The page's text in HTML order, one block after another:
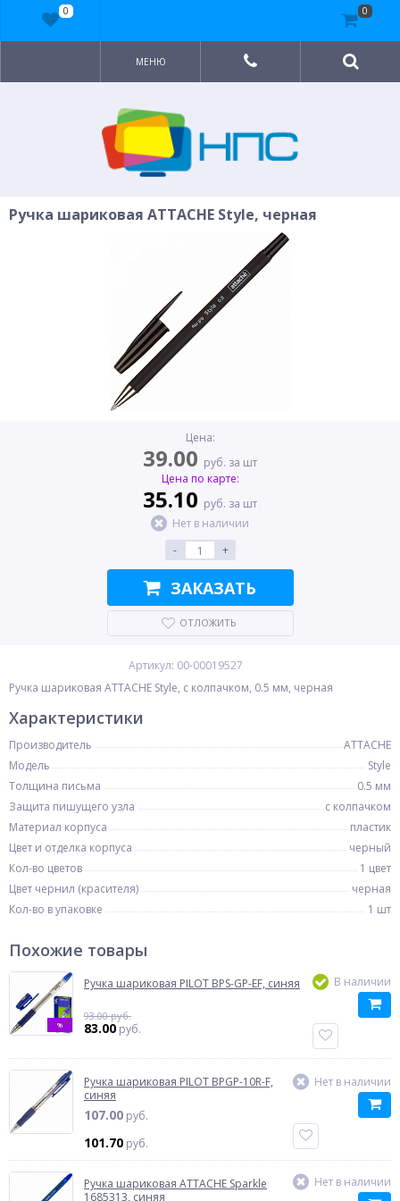
МЕНЮ
Ручка шариковая ATTACHE Style, черная
Цена:
39.00 руб. за шт
Цена по карте:
35.10 руб. за шт
Нет в наличии
-
+
ЗАКАЗАТЬ
ОТЛОЖИТЬ
Артикул: 00-00019527
Ручка шариковая ATTACHE Style, с колпачком, 0.5 мм, черная
Характеристики
Производитель
ATTACHE
Модель
Style
Толщина письма
0.5 мм
Защита пишущего узла
с колпачком
Материал корпуса
пластик
Цвет и отделка корпуса
черный
Кол-во цветов
1 цвет
Цвет чернил (красителя)
черная
Кол-во в упаковке
1 шт
Похожие товары
%
Ручка шариковая PILOT BPS-GP-EF, синяя
93.00 руб.
83.00 руб.
В наличии
Ручка шариковая PILOT BPGP-10R-F,
синяя
107.00 руб.
101.70 руб.
Нет в наличии
Ручка шариковая ATTACHE Sparkle
1685313, синяя
Нет в наличии
0 0